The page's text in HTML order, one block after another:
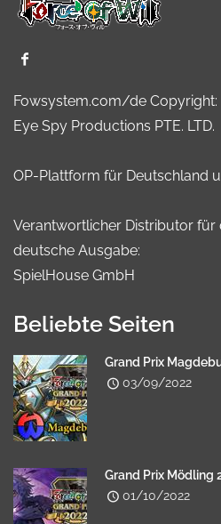
Fowsystem.com/de Copyright:
Eye Spy Productions PTE. LTD.
OP-Plattform für Deutschland
Verantwortlicher Distributor für
deutsche Ausgabe:
SpielHouse GmbH
Beliebte Seiten
Grand Prix
03/09/2022
Grand Prix Mödling
01/10/2022